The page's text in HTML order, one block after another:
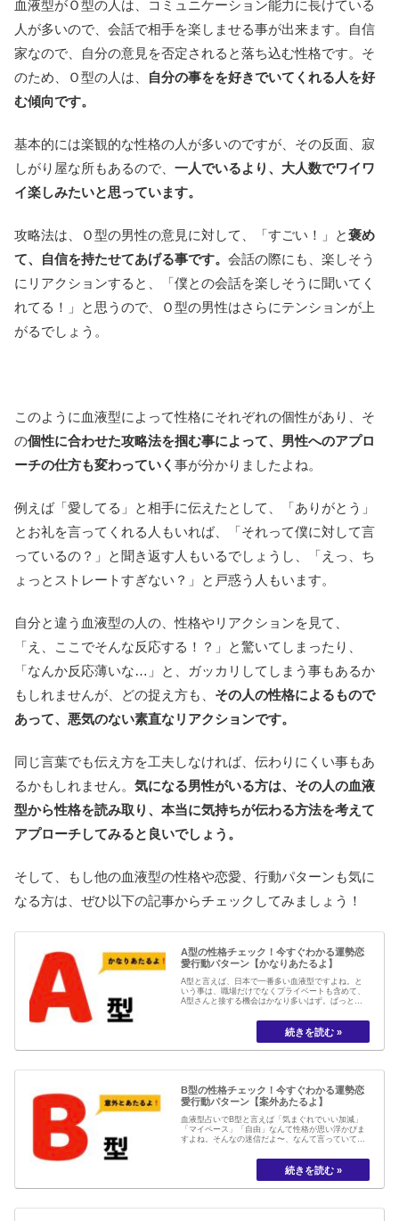
血液型がＯ型の人は、コミュニケーション能力に長けている
人が多いので、会話で相手を楽しませる事が出来ます。自信
家なので、自分の意見を否定されると落ち込む性格です。そ
のため、Ｏ型の人は、
自分の事をを好きでいてくれる人を好
む傾向です。
基本的には楽観的な性格の人が多いのですが、その反面、寂
しがり屋な所もあるので、 一人でいるより、大人数でワイワ
イ楽しみたいと思っています。
攻略法は、Ｏ型の男性の意見に対して、「すごい！」と褒め
て、自信を持たせてあげる事です。 会話の際にも、楽しそう
にリアクションすると、「僕との会話を楽しそうに聞いてく
れてる！」と思うので、Ｏ型の男性はさらにテンションが上
がるでしょう。
このように血液型によって性格にそれぞれの個性があり、そ
の個性に合わせた攻略法を掴む事によって、男性へのアプロ
ーチの仕方も変わっていく 事が分かりましたよね。
例えば「愛してる」と相手に伝えたとして、「ありがとう」
とお礼を言ってくれる人もいれば、「それって僕に対して言
っているの？」と聞き返す人もいるでしょうし、「えっ、ち
ょっとストレートすぎない？」と戸惑う人もいます。
自分と違う血液型の人の、性格やリアクションを見て、
「え、ここでそんな反応する！？」と驚いてしまったり、
「なんか反応薄いな…」と、ガッカリしてしまう事もあるか
もしれませんが、どの捉え方も、 その人の性格によるもので
あって、悪気のない素直なリアクションです。
同じ言葉でも伝え方を工夫しなければ、伝わりにくい事もあ
るかもしれません。 気になる男性がいる方は、その人の血液
型から性格を読み取り、本当に気持ちが伝わる方法を考えて
アプローチしてみると良いでしょう。
そして、もし他の血液型の性格や恋愛、行動パターンも気に
なる方は、ぜひ以下の記事からチェックしてみましょう！
A型の性格チェック！今すぐわかる運勢恋
愛行動パターン【かなりあたるよ】
A型と言えば、日本で一番多い血液型ですよね。と
いう事は、職場だけでなくプライベートも含めて、
A型さんと接する機会はかなり多いはず。ぱっと見
ですが、実はその裏側に意外な一面を持っていたり
するんです。そんなA型さんの特徴を知っておけ
ば、仕事やプライベートでもコミュニケーション
を...
B型の性格チェック！今すぐわかる運勢恋
愛行動パターン【案外あたるよ】
血液型占いでB型と言えば「気まぐれでいい加減」
「マイペース」「自由」なんて性格が思い浮かびま
すよね。そんなの迷信だよ〜、なんて言っていて
つい耳を傾けてしまう人も多い事でしょう。確かに
B型は「少し変わっていたり」「自由な人」が多い
ので、周りから見ると、良くも悪くもちょっと目
立...